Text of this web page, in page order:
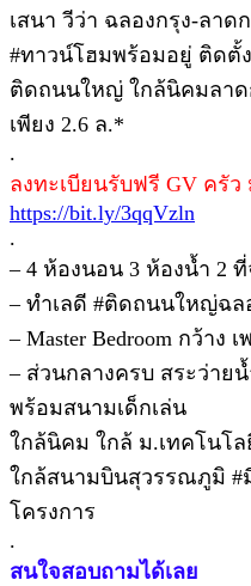
เสนา วีว่า ฉลองกรุง-ลาด
#ทาวน์โฮมพร้อมอยู่ ติดตั้
ติดถนนใหญ่ ใกล้นิคมลาด
เพียง 2.6 ล.*
.
ลงทะเบียนรับฟรี GV ครัว
https://bit.ly/3qqVzln
.
– 4 ห้องนอน 3 ห้องน้ำ 2
– ทำเลดี #ติดถนนใหญ่ฉล
– Master Bedroom กว้าง
– ส่วนกลางครบ สระว่าย
พร้อมสนามเด็กเล่น
ใกล้นิคม ใกล้ ม.เทคโนโ
ใกล้สนามบินสุวรรณภูมิ
โครงการ
.
สนใจสอบถามได้เลย